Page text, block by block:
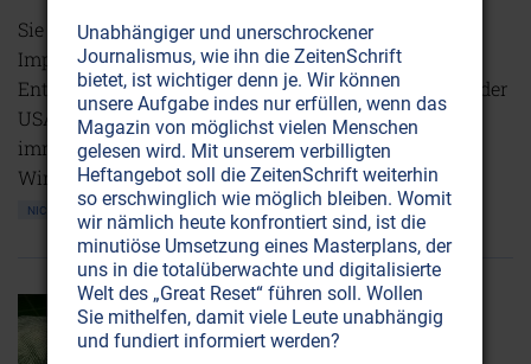
Sie sind Agenten im Auftrag des amerikanischen
Imperiums. Ihre Mission: Sogenannte
Entwicklungsländer zu willenlosen Sklavenstaaten der
USA zu machen - auf Kosten der Bevölkerung, die
immer mehr verarmt. Ein ehemaliger
Wirtschaftsattentäter packt aus.
NICHT ONLINE VERFÜGBAR AUSGABE BESTELLEN
Unabhängiger und unerschrockener
Journalismus, wie ihn die ZeitenSchrift
bietet, ist wichtiger denn je. Wir können
unsere Aufgabe indes nur erfüllen, wenn das
Magazin von möglichst vielen Menschen
gelesen wird. Mit unserem verbilligten
Heftangebot soll die ZeitenSchrift weiterhin
so erschwinglich wie möglich bleiben. Womit
wir nämlich heute konfrontiert sind, ist die
minutiöse Umsetzung eines Masterplans, der
uns in die totalüberwachte und digitalisierte
Welt des „Great Reset“ führen soll. Wollen
Sie mithelfen, damit viele Leute unabhängig
und fundiert informiert werden?